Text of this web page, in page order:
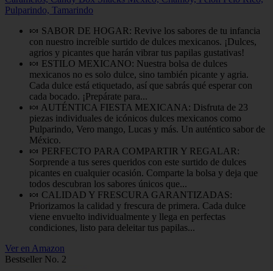
Pulparindo, Tamarindo
🍬 SABOR DE HOGAR: Revive los sabores de tu infancia
con nuestro increíble surtido de dulces mexicanos. ¡Dulces,
agrios y picantes que harán vibrar tus papilas gustativas!
🍬 ESTILO MEXICANO: Nuestra bolsa de dulces
mexicanos no es solo dulce, sino también picante y agria.
Cada dulce está etiquetado, así que sabrás qué esperar con
cada bocado. ¡Prepárate para...
🍬 AUTÉNTICA FIESTA MEXICANA: Disfruta de 23
piezas individuales de icónicos dulces mexicanos como
Pulparindo, Vero mango, Lucas y más. Un auténtico sabor de
México.
🍬 PERFECTO PARA COMPARTIR Y REGALAR:
Sorprende a tus seres queridos con este surtido de dulces
picantes en cualquier ocasión. Comparte la bolsa y deja que
todos descubran los sabores únicos que...
🍬 CALIDAD Y FRESCURA GARANTIZADAS:
Priorizamos la calidad y frescura de primera. Cada dulce
viene envuelto individualmente y llega en perfectas
condiciones, listo para deleitar tus papilas...
Ver en Amazon
Bestseller No. 2